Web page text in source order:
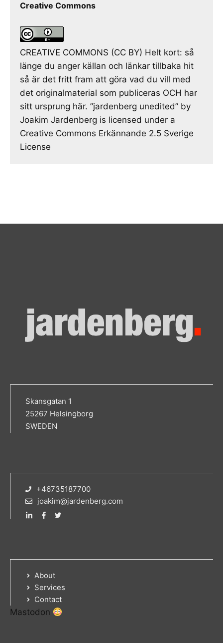
Creative Commons
CREATIVE COMMONS (CC BY) Helt kort: så
länge du anger källan och länkar tillbaka hit
så är det fritt fram att göra vad du vill med
det originalmaterial som publiceras OCH har
sitt ursprung här. ”jardenberg unedited” by
Joakim Jardenberg is licensed under a
Creative Commons Erkännande 2.5 Sverige
License
Skansgatan 1
25267 Helsingborg
SWEDEN
+46735187700
joakim@jardenberg.com
About
Services
Contact
Mastodon